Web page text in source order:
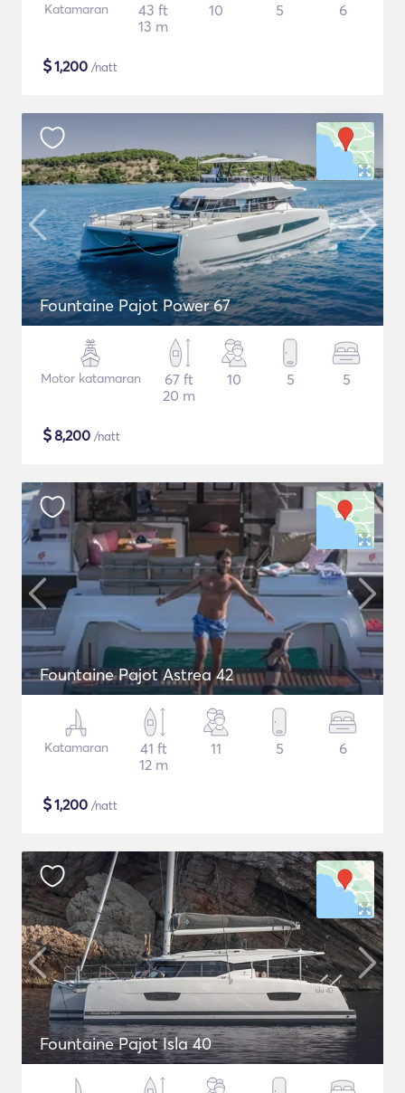
Katamaran
43 ft
13 m
10 5 6
$1,200 /natt
Fountaine Pajot Power 67
Motor katamaran
67 ft
20 m
10 5 5
$8,200 /natt
Fountaine Pajot Astrea 42
Katamaran
41 ft
12 m
11 5 6
$1,200 /natt
Fountaine Pajot Isla 40